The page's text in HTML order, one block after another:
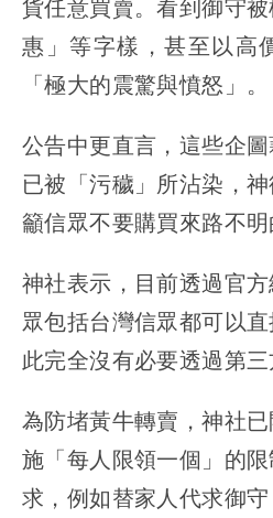
貨任意買賣。看到御守
惠」等字樣，甚至以高
「極大的震驚與憤怒」。
公告中更直言，這些企
已被「污穢」所沾染，
籲信眾不要購買來路不明
神社表示，目前透過官
眾包括台灣信眾都可以
此完全沒有必要透過第三
為防堵黃牛轉賣，神社
施「每人限領一個」的
求，例如替家人代求御